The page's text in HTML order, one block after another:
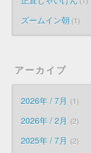
ズームイン朝 1
アーカイブ
2026年 / 7月 1
2026年 / 2月 2
2025年 / 7月 2